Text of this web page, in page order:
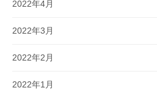
2022年4月
2022年3月
2022年2月
2022年1月